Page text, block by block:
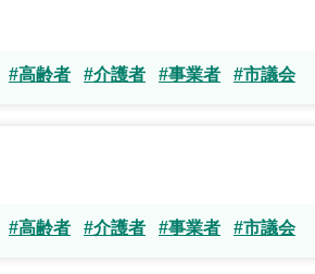
#高齢者 #介護者 #事業者 #市議会
#高齢者 #介護者 #事業者 #市議会